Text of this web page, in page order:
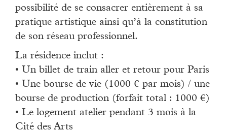
possibilité de se consacrer entièrement à sa
pratique artistique ainsi qu’à la constitution
de son réseau professionnel.
La résidence inclut :
• Un billet de train aller et retour pour Paris
• Une bourse de vie (1000 € par mois) / une
bourse de production (forfait total : 1000 €)
• Le logement atelier pendant 3 mois à la
Cité des Arts